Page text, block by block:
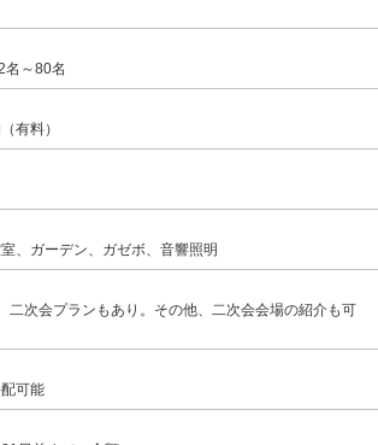
名～80名
有料）
、ガーデン、ガゼボ、音響照明
二次会プランもあり。その他、二次会会場の紹介も可
可能